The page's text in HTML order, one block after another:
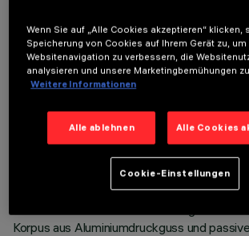
TECHNISCHE DATEN
LETZTES UPDATE: 07.08.2026
BESCHREIBUNG
Runde, starre Einbauleuchte mit Wall-
Bestückung mit LED COB-Technologie.
zur aufgesetzten Installation.
aluminiumbedampfter Strahler mit
Korpus aus Aluminiumdruckguss und
Wenn Sie auf „Alle Cookies akzeptieren“ klicken,
Speicherung von Cookies auf Ihrem Gerät zu, um
Websitenavigation zu verbessern, die
analysieren und unsere Marketingbemühungen
Weitere Informationen
Alle ablehnen Alle Cookies
Cookie-Einstellungen